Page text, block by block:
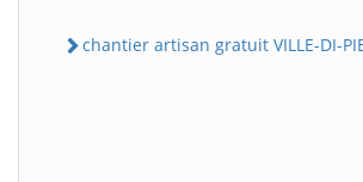
chantier artisan gratuit VILLE-DI-